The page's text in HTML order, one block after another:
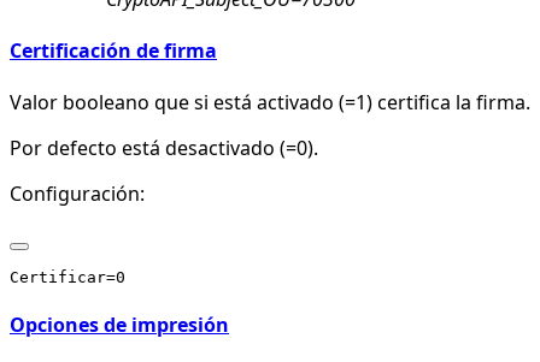
Certificación de firma
Valor booleano que si está activado (=1) certifica la firma.
Por defecto está desactivado (=0).
Configuración:
Opciones de impresión